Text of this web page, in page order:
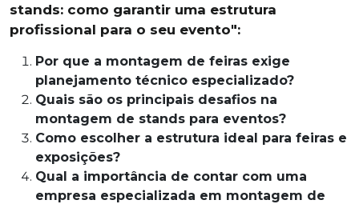
stands: como garantir uma estrutura
profissional para o seu evento":
Por que a montagem de feiras exige
planejamento técnico especializado?
Quais são os principais desafios na
montagem de stands para eventos?
Como escolher a estrutura ideal para feiras e
exposições?
Qual a importância de contar com uma
empresa especializada em montagem de